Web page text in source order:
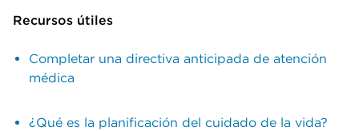
Recursos útiles
Completar una directiva anticipada de atención
médica
¿Qué es la planificación del cuidado de la vida?